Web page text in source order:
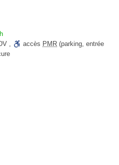
, accès PMR (parking, entrée